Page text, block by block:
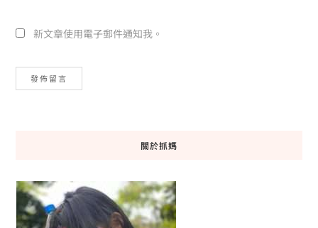
新文章使用電子郵件通知我。
關於抓媽